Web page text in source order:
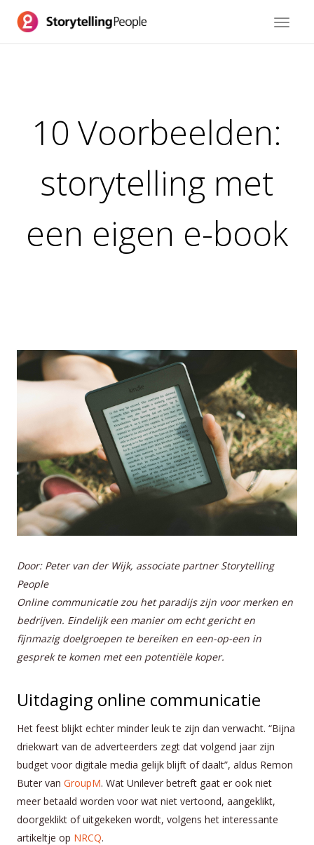
Toggle
10 Voorbeelden:
storytelling met
een eigen e-book
Door: Peter van der Wijk, associate partner Storytelling
People
Online communicatie zou het paradijs zijn voor merken en
bedrijven. Eindelijk een manier om echt gericht en
fijnmazig doelgroepen te bereiken en een-op-een in
gesprek te komen met een potentiële koper.
Uitdaging online communicatie
Het feest blijkt echter minder leuk te zijn dan verwacht. “Bijna
driekwart van de adverteerders zegt dat volgend jaar zijn
budget voor digitale media gelijk blijft of daalt”, aldus Remon
Buter van GroupM. Wat Unilever betreft gaat er ook niet
meer betaald worden voor wat niet vertoond, aangeklikt,
doorgeklikt of uitgekeken wordt, volgens het interessante
artikeltje op NRCQ.